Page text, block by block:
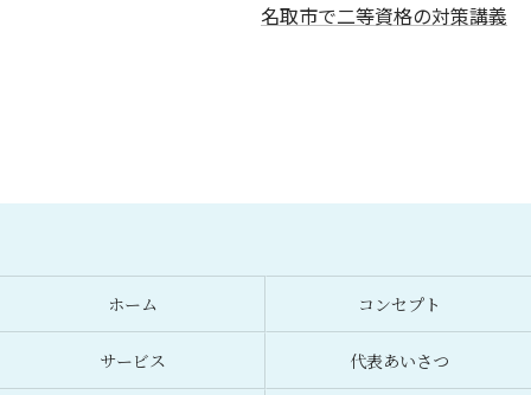
名取市で二等資格の対策講義
ホーム コンセプト
サービス 代表あいさつ